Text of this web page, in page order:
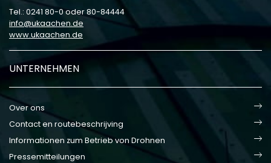
Tel.: 0241 80-0 oder 80-84444
info
ukaachen de
www.ukaachen.de
UNTERNEHMEN
Over ons
Contact en routebeschrijving
Informationen zum Betrieb von Drohnen
Pressemitteilungen